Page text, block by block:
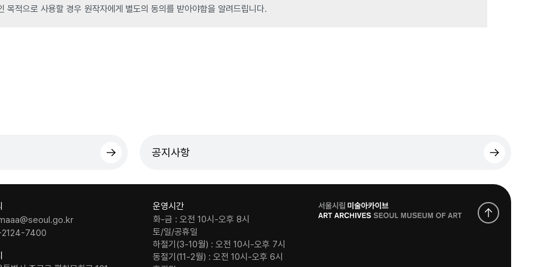
목적으로 사용할 경우 원작자에게 별도의 동의를 받아야함을 알려드립니다.
공지사항
7400
운영시간
화-금 : 오전 10시-오후 8시
토/일/공휴일
하절기(3-10월) : 오전 10시-오후 7시
동절기(11-2월) : 오전 10시-오후 6시
로
고